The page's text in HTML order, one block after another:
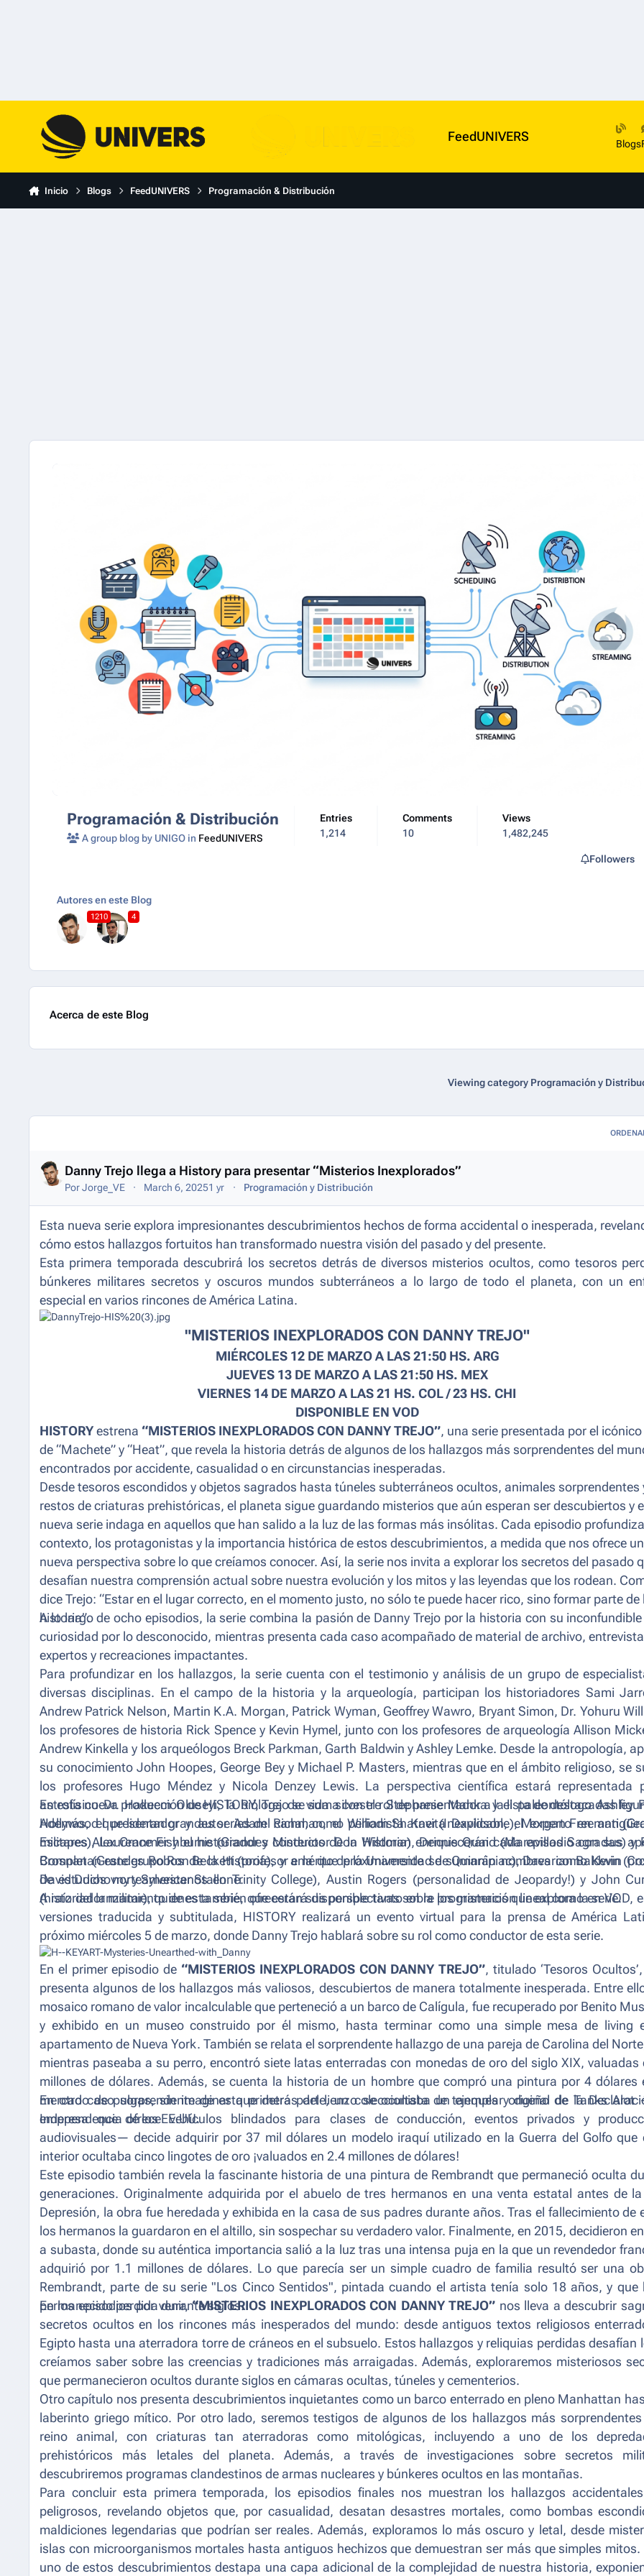
FeedUNIVERS Blogs
Inicio Blogs FeedUNIVERS Programación & Distribución
Programación & Distribución
A group blog by UNIGO in FeedUNIVERS
Entries
1,214
Comments
10
Views
1,482,245
Followers
Autores en este Blog
1210 4
Acerca de este Blog
Viewing category Programación y
Entries in this blog
Danny Trejo llega a History para presentar “Misterios Inexplorados”
PorJorge_VE March 6, 20251 yr Programación y Distribución
Esta nueva serie explora impresionantes descubrimientos hechos de forma accidental o inesperada,
cómo estos hallazgos fortuitos han transformado nuestra visión del pasado y del presente.
Esta primera temporada descubrirá los secretos detrás de diversos misterios ocultos, como tesoros
búnkeres militares secretos y oscuros mundos subterráneos a lo largo de todo el planeta, con un
especial en varios rincones de América Latina.
"MISTERIOS INEXPLORADOS CON DANNY TREJO"
MIÉRCOLES 12 DE MARZO A LAS 21:50 HS. ARG
JUEVES 13 DE MARZO A LAS 21:50 HS. MEX
VIERNES 14 DE MARZO A LAS 21 HS. COL / 23 HS. CHI
DISPONIBLE EN VOD
HISTORY estrena “MISTERIOS INEXPLORADOS CON DANNY TREJO”, una serie presentada por el
de “Machete” y “Heat”, que revela la historia detrás de algunos de los hallazgos más sorprendentes del
encontrados por accidente, casualidad o en circunstancias inesperadas.
Desde tesoros escondidos y objetos sagrados hasta túneles subterráneos ocultos, animales sorprendentes
restos de criaturas prehistóricas, el planeta sigue guardando misterios que aún esperan ser descubiertos y
nueva serie indaga en aquellos que han salido a la luz de las formas más insólitas. Cada episodio
contexto, los protagonistas y la importancia histórica de estos descubrimientos, a medida que nos ofrece
nueva perspectiva sobre lo que creíamos conocer. Así, la serie nos invita a explorar los secretos del pasado
desafían nuestra comprensión actual sobre nuestra evolución y los mitos y las leyendas que los rodean.
dice Trejo: “Estar en el lugar correcto, en el momento justo, no sólo te puede hacer rico, sino formar parte de
historia”.
A lo largo de ocho episodios, la serie combina la pasión de Danny Trejo por la historia con su
curiosidad por lo desconocido, mientras presenta cada caso acompañado de material de archivo,
expertos y recreaciones impactantes.
Para profundizar en los hallazgos, la serie cuenta con el testimonio y análisis de un grupo de
diversas disciplinas. En el campo de la historia y la arqueología, participan los historiadores Sami
Andrew Patrick Nelson, Martin K.A. Morgan, Patrick Wyman, Geoffrey Wawro, Bryant Simon, Dr. Yohuru
los profesores de historia Rick Spence y Kevin Hymel, junto con los profesores de arqueología Allison
Andrew Kinkella y los arqueólogos Breck Parkman, Garth Baldwin y Ashley Lemke. Desde la antropología,
su conocimiento John Hoopes, George Bey y Michael P. Masters, mientras que en el ámbito religioso, se
los profesores Hugo Méndez y Nicola Denzey Lewis. La perspectiva científica estará representada
astrofísico Dr. Hakeem Oluseyi, la bióloga de vida silvestre Stephanie Manka y el paleontólogo Ashley
Además, el presentador y autor Adam Richman, el periodista Kavita Davidson, el experto en
militares Alex Cranmer y el historiador y conductor Don Wildman enriquecerán cada episodio con sus
Completan este grupo Ron Beckett (profesor emérito de la Universidad de Quinnipiac), Davarian Baldwin
de estudios norteamericanos en Trinity College), Austin Rogers (personalidad de Jeopardy!) y John
(historiador militar), quienes también ofrecerán sus perspectivas sobre los misterios que explora la serie.
En esta nueva producción de HISTORY, Trejo se suma con el rol de presentador a la lista de destacadas
Hollywood que lideran grandes series del canal, como William Shatner (Inexplicable), Morgan Freeman
Escapes), Laurence Fishburne (Grandes Misterios de la Historia), Dennis Quaid (Maravillas Sagradas) y
Brosnan (Grandes Robos de la Historia), y a la que próximamente se sumarán nombres como Kevin
David Duchovny y Sylvester Stallone.
A raíz del lanzamiento de esta serie, que estará disponible tanto en la programación lineal como en VOD,
versiones traducida y subtitulada, HISTORY realizará un evento virtual para la prensa de América
próximo miércoles 5 de marzo, donde Danny Trejo hablará sobre su rol como conductor de esta serie.
En el primer episodio de “MISTERIOS INEXPLORADOS CON DANNY TREJO”, titulado ‘Tesoros
presenta algunos de los hallazgos más valiosos, descubiertos de manera totalmente inesperada. Entre
mosaico romano de valor incalculable que perteneció a un barco de Calígula, fue recuperado por Benito
y exhibido en un museo construido por él mismo, hasta terminar como una simple mesa de living
apartamento de Nueva York. También se relata el sorprendente hallazgo de una pareja de Carolina del
mientras paseaba a su perro, encontró siete latas enterradas con monedas de oro del siglo XIX, valuadas
millones de dólares. Además, se cuenta la historia de un hombre que compró una pintura por 4 dólares
mercado de pulgas, sin imaginar que detrás del lienzo se ocultaba un ejemplar original de la
Independencia de los EE.UU.
En otro caso sorprendente de esta primera parte, un coleccionista de tanques y dueño de Tanks Alot
empresa que ofrece vehículos blindados para clases de conducción, eventos privados y
audiovisuales— decide adquirir por 37 mil dólares un modelo iraquí utilizado en la Guerra del Golfo que
interior ocultaba cinco lingotes de oro ¡valuados en 2.4 millones de dólares!
Este episodio también revela la fascinante historia de una pintura de Rembrandt que permaneció oculta
generaciones. Originalmente adquirida por el abuelo de tres hermanos en una venta estatal antes de la
Depresión, la obra fue heredada y exhibida en la casa de sus padres durante años. Tras el fallecimiento de
los hermanos la guardaron en el altillo, sin sospechar su verdadero valor. Finalmente, en 2015, decidieron
a subasta, donde su auténtica importancia salió a la luz tras una intensa puja en la que un revendedor
adquirió por 1.1 millones de dólares. Lo que parecía ser un simple cuadro de familia resultó ser una
Rembrandt, parte de su serie "Los Cinco Sentidos", pintada cuando el artista tenía solo 18 años, y que
permanecido perdida durante siglos.
En los episodios por venir,“MISTERIOS INEXPLORADOS CON DANNY TREJO” nos lleva a descubrir
secretos ocultos en los rincones más inesperados del mundo: desde antiguos textos religiosos
Egipto hasta una aterradora torre de cráneos en el subsuelo. Estos hallazgos y reliquias perdidas desafían
creíamos saber sobre las creencias y tradiciones más arraigadas. Además, exploraremos misteriosos
que permanecieron ocultos durante siglos en cámaras ocultas, túneles y cementerios.
Otro capítulo nos presenta descubrimientos inquietantes como un barco enterrado en pleno Manhattan
laberinto griego mítico. Por otro lado, seremos testigos de algunos de los hallazgos más
reino animal, con criaturas tan aterradoras como mitológicas, incluyendo a uno de los
prehistóricos más letales del planeta. Además, a través de investigaciones sobre secretos
descubriremos programas clandestinos de armas nucleares y búnkeres ocultos en las montañas.
Para concluir esta primera temporada, los episodios finales nos muestran los hallazgos
peligrosos, revelando objetos que, por casualidad, desatan desastres mortales, como bombas
maldiciones legendarias que podrían ser reales. Además, exploramos lo más oscuro y letal, desde
islas con microorganismos mortales hasta antiguos hechizos que demuestran ser más que simples mitos.
uno de estos descubrimientos destapa una capa adicional de la complejidad de nuestra historia,